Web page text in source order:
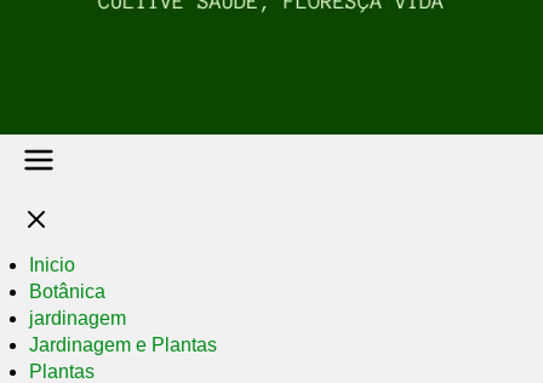
Inicio
Botânica
jardinagem
Jardinagem e Plantas
Plantas